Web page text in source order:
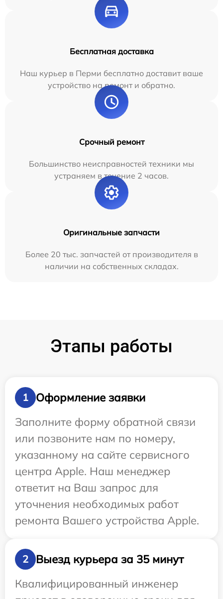
Бесплатная доставка
Наш курьер в Перми бесплатно доставит ваше
устройство на ремонт и обратно.
Срочный ремонт
Большинство неисправностей техники мы
устраняем в течение 2 часов.
Оригинальные запчасти
Более 20 тыс. запчастей от производителя в
наличии на собственных складах.
Этапы работы
1
Оформление заявки
Заполните форму обратной связи
или позвоните нам по номеру,
указанному на сайте сервисного
центра Apple. Наш менеджер
ответит на Ваш запрос для
уточнения необходимых работ
ремонта Вашего устройства Apple.
2
Выезд курьера за 35 минут
Квалифицированный инженер